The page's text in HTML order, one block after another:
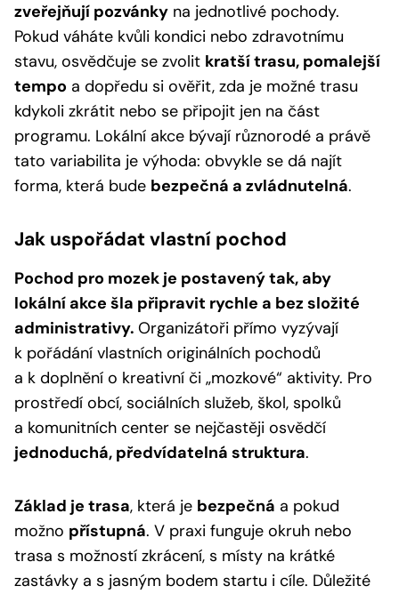
zveřejňují pozvánky na jednotlivé pochody.
Pokud váháte kvůli kondici nebo zdravotnímu
stavu, osvědčuje se zvolit kratší trasu, pomalejší
tempo a dopředu si ověřit, zda je možné trasu
kdykoli zkrátit nebo se připojit jen na část
programu. Lokální akce bývají různorodé a právě
tato variabilita je výhoda: obvykle se dá najít
forma, která bude bezpečná a zvládnutelná.
Jak uspořádat vlastní pochod
Pochod pro mozek je postavený tak, aby
lokální akce šla připravit rychle a bez složité
administrativy. Organizátoři přímo vyzývají
k pořádání vlastních originálních pochodů
a k doplnění o kreativní či „mozkové“ aktivity. Pro
prostředí obcí, sociálních služeb, škol, spolků
a komunitních center se nejčastěji osvědčí
jednoduchá, předvídatelná struktura.
Základ je trasa, která je bezpečná a pokud
možno přístupná. V praxi funguje okruh nebo
trasa s možností zkrácení, s místy na krátké
zastávky a s jasným bodem startu i cíle. Důležité